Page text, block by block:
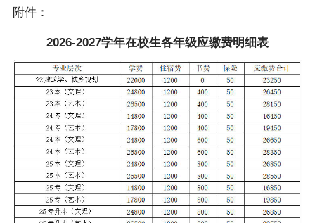
附件：
2026-2027学年在校生各年级应缴费明细表